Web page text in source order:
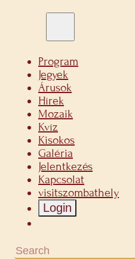
Program
Jegyek
Árusok
Hírek
Mozaik
Kvíz
Kisokos
Galéria
Jelentkezés
Kapcsolat
visitszombathely
Login